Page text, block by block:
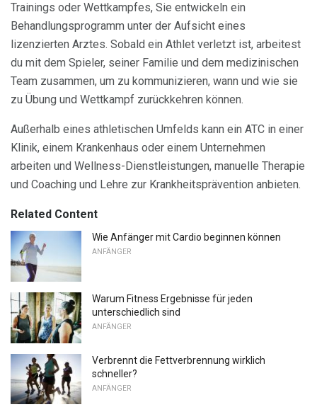
Trainings oder Wettkampfes, Sie entwickeln ein
Behandlungsprogramm unter der Aufsicht eines
lizenzierten Arztes. Sobald ein Athlet verletzt ist, arbeitest
du mit dem Spieler, seiner Familie und dem medizinischen
Team zusammen, um zu kommunizieren, wann und wie sie
zu Übung und Wettkampf zurückkehren können.
Außerhalb eines athletischen Umfelds kann ein ATC in einer
Klinik, einem Krankenhaus oder einem Unternehmen
arbeiten und Wellness-Dienstleistungen, manuelle Therapie
und Coaching und Lehre zur Krankheitsprävention anbieten.
Related Content
Wie Anfänger mit Cardio beginnen können
ANFÄNGER
Warum Fitness Ergebnisse für jeden
unterschiedlich sind
ANFÄNGER
Verbrennt die Fettverbrennung wirklich
schneller?
ANFÄNGER